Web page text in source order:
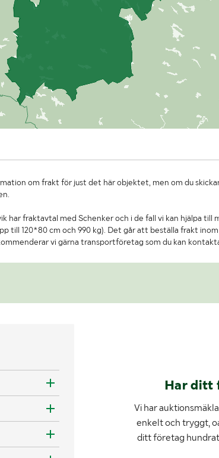
om frakt för just det här objektet, men om du
har fraktavtal med Schenker och i de fall vi kan hjälpa till
till 120*80 cm och 990 kg). Det går att beställa frakt
vi gärna transportföretag som du kan
Har ditt
Vi har
enkelt och tryggt,
ditt företag